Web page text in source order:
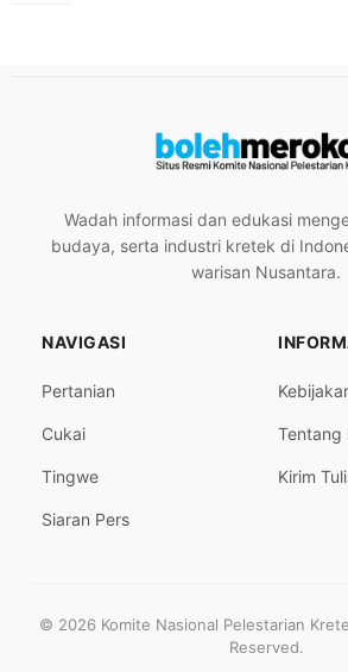
Wadah informasi dan edukasi
budaya, serta industri kretek di
warisan Nusantara.
NAVIGASI
Pertanian
Cukai
Tingwe
Siaran Pers
Tentang
Kirim
© 2026 Komite Nasional Pelestarian
Reserved.